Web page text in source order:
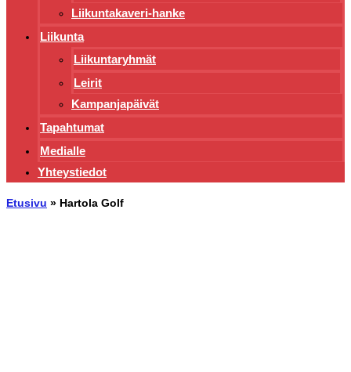
Liikuntakaveri-hanke
Liikunta
Liikuntaryhmät
Leirit
Kampanjapäivät
Tapahtumat
Medialle
Yhteystiedot
Etusivu » Hartola Golf